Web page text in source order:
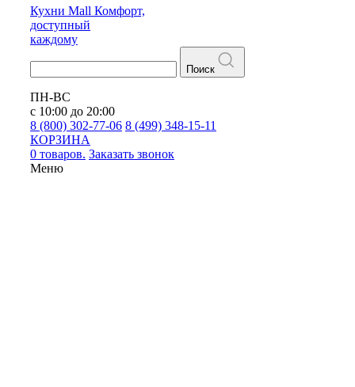
Кухни Mall Комфорт,
доступный
каждому
Поиск
ПН-ВС
с 10:00 до 20:00
8 (800) 302-77-06 8 (499) 348-15-11
КОРЗИНА
0 товаров. Заказать звонок
Меню